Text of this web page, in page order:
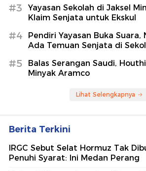
#3
Yayasan Sekolah di Jaksel
Klaim Senjata untuk Ekskul
#4
Pendiri Yayasan Buka Suara,
Ada Temuan Senjata di
#5
Balas Serangan Saudi,
Minyak Aramco
Lihat Selengkapnya
Berita Terkini
IRGC Sebut Selat Hormuz Tak
Penuhi Syarat: Ini Medan Perang